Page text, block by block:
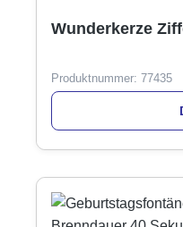
Wunderkerze
Produktnummer: 77435